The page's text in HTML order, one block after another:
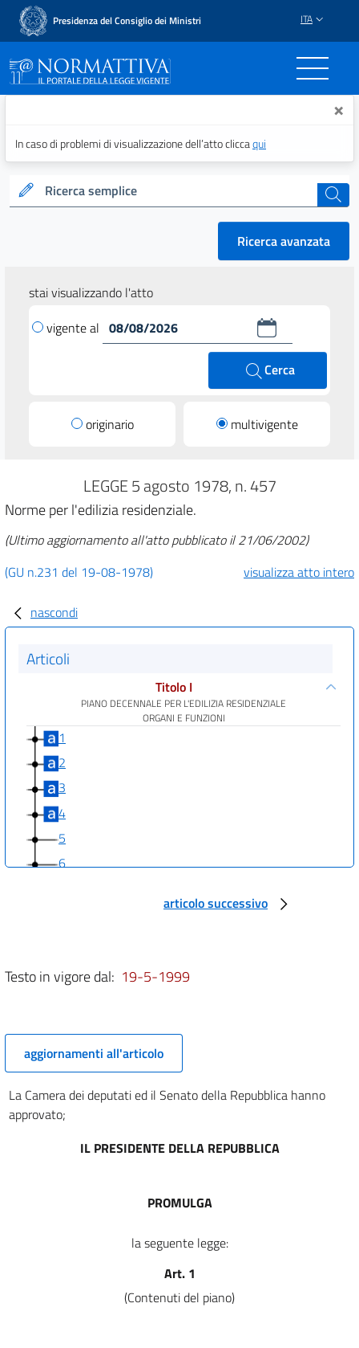
Presidenza del Consiglio dei Ministri ITA
Normattiva - Il portale ×
In caso di problemi di visualizzazione dell’atto cliccaqui
Ricerca semplice cerca
Ricerca avanzata
stai visualizzando l'atto
vigente al
Cerca
originario multivigente
LEGGE 5 agosto 1978, n. 457
Norme per l'edilizia residenziale.
(Ultimo aggiornamento all'atto pubblicato il 21/06/2002)
(GU n.231 del 19-08-1978)
visualizza atto intero
nascondi
Articoli
Titolo I
PIANO DECENNALE PER L'EDILIZIA RESIDENZIALE
ORGANI E FUNZIONI
1
2
3
4
5
6
GESTIONE FINANZIARIA DEL PIANO DECENNALE
12
13
Titolo III
articolo successivo
Testo in vigore dal: 19-5-1999
aggiornamenti all'articolo
La Camera dei deputati ed il Senato della Repubblica hanno
approvato;
IL PRESIDENTE DELLA REPUBBLICA
PROMULGA
la seguente legge:
Art. 1
(Contenuti del piano)